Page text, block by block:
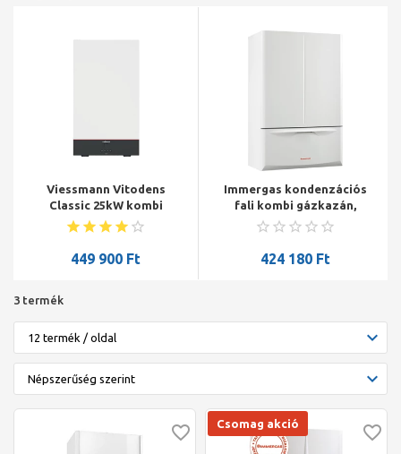
Viessmann Vitodens
Classic 25kW kombi
gázkazán , HMV: 28-29 kW
449 900 Ft
Immergas kondenzációs
fali kombi gázkazán,
Victrix Extra 28
424 180 Ft
3 termék
Csomag akció